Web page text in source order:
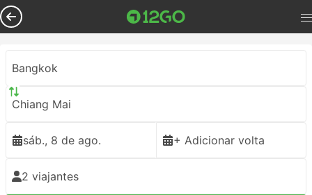
Bangkok
Chiang Mai
sáb., 8 de ago. + Adicionar volta
2 viajantes